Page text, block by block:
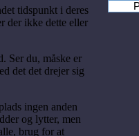
tidspunkt i deres
der ikke dette eller
Ser du, måske er
det det drejer sig
ingen anden
og lytter, men
brug for at